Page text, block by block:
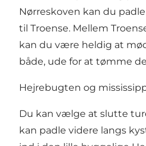
Nørreskoven kan du
til Troense. Mellem
kan du være heldig at
både, ude for at tømme
Hejrebugten og
Du kan vælge at slutte
kan padle videre langs